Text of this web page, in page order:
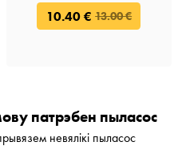
10.40 € 13.00 €
патрэбен пыласос
невялікі пыласос